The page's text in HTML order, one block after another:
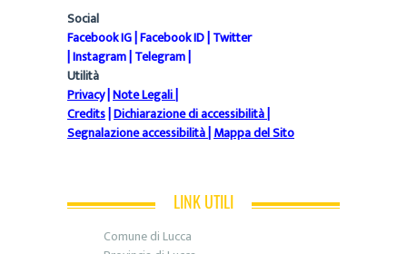
Social
Facebook IG|Facebook ID|Twitter
|Instagram|Telegram|
Utilità
Privacy|Note Legali|
Credits|Dichiarazione di accessibilità|
Segnalazione accessibilità|Mappa del Sito
LINK UTILI
Comune di Lucca